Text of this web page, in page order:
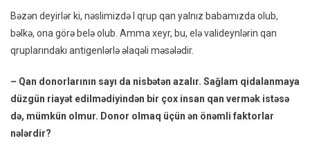
Bəzən deyirlər ki, nəslimizdə I qrup qan yalnız babamızda olub,
bəlkə, ona görə belə olub. Amma xeyr, bu, elə valideynlərin qan
qruplarındakı antigenlərlə əlaqəli məsələdir.
– Qan donorlarının sayı da nisbətən azalır. Sağlam qidalanmaya
düzgün riayət edilmədiyindən bir çox insan qan vermək istəsə
də, mümkün olmur. Donor olmaq üçün ən önəmli faktorlar
nələrdir?